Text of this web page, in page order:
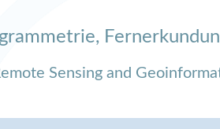
Sensing and